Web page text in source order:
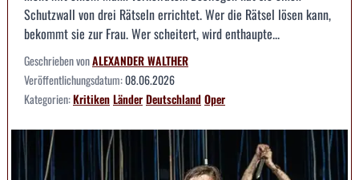
Schutzwall von drei Rätseln errichtet. Wer die Rätsel lösen kann,
bekommt sie zur Frau. Wer scheitert, wird enthaupte...
Geschrieben vonALEXANDER WALTHER
Veröffentlichungsdatum:08.06.2026
Kategorien:KritikenLänderDeutschlandOper